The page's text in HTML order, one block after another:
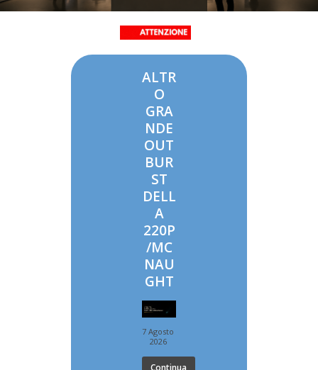
ALTR
O
GRA
NDE
OUT
BUR
ST
DELL
A
220P
/MC
NAU
GHT
7 Agosto
2026
Continua